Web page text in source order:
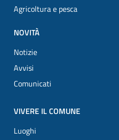
Agricoltura e pesca
NOVITÀ
Notizie
Avvisi
Comunicati
VIVERE IL COMUNE
Luoghi